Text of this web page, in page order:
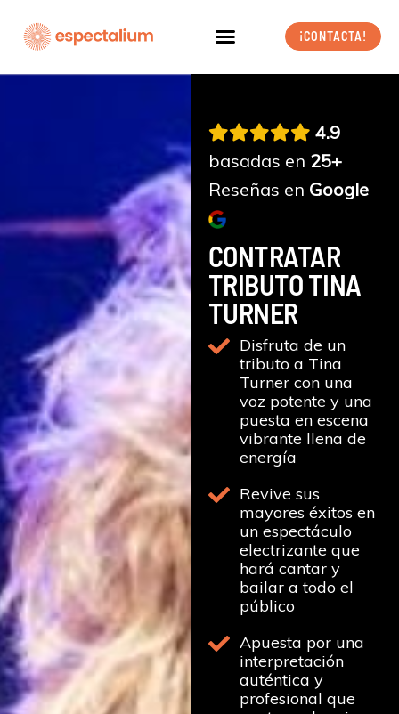
¡CONTACTA!
4.9
basadas en 25+
Reseñas en Google
CONTRATAR
TRIBUTO TINA
TURNER
Disfruta de un
tributo a Tina
Turner con una
voz potente y una
puesta en escena
vibrante llena de
energía
Revive sus
mayores éxitos en
un espectáculo
electrizante que
hará cantar y
bailar a todo el
público
Apuesta por una
interpretación
auténtica y
profesional que